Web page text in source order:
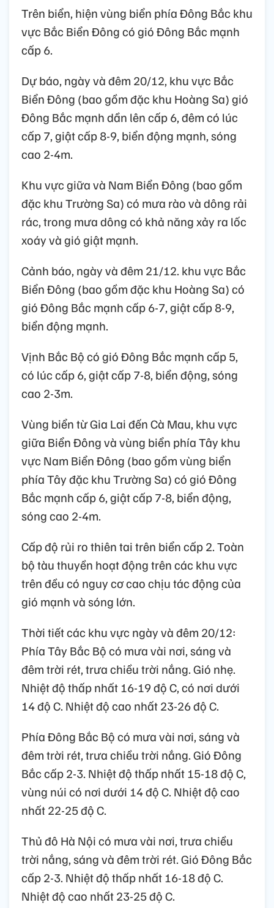
Trên biển, hiện vùng biển phía Đông Bắc khu
vực Bắc Biển Đông có gió Đông Bắc mạnh
cấp 6.
Dự báo, ngày và đêm 20/12, khu vực Bắc
Biển Đông (bao gồm đặc khu Hoàng Sa) gió
Đông Bắc mạnh dần lên cấp 6, đêm có lúc
cấp 7, giật cấp 8-9, biển động mạnh, sóng
cao 2-4m.
Khu vực giữa và Nam Biển Đông (bao gồm
đặc khu Trường Sa) có mưa rào và dông rải
rác, trong mưa dông có khả năng xảy ra lốc
xoáy và gió giật mạnh.
Cảnh báo, ngày và đêm 21/12. khu vực Bắc
Biển Đông (bao gồm đặc khu Hoàng Sa) có
gió Đông Bắc mạnh cấp 6-7, giật cấp 8-9,
biển động mạnh.
Vịnh Bắc Bộ có gió Đông Bắc mạnh cấp 5,
có lúc cấp 6, giật cấp 7-8, biển động, sóng
cao 2-3m.
Vùng biển từ Gia Lai đến Cà Mau, khu vực
giữa Biển Đông và vùng biển phía Tây khu
vực Nam Biển Đông (bao gồm vùng biển
phía Tây đặc khu Trường Sa) có gió Đông
Bắc mạnh cấp 6, giật cấp 7-8, biển động,
sóng cao 2-4m.
Cấp độ rủi ro thiên tai trên biển cấp 2. Toàn
bộ tàu thuyền hoạt động trên các khu vực
trên đều có nguy cơ cao chịu tác động của
gió mạnh và sóng lớn.
Thời tiết các khu vực ngày và đêm 20/12:
Phía Tây Bắc Bộ có mưa vài nơi, sáng và
đêm trời rét, trưa chiều trời nắng. Gió nhẹ.
Nhiệt độ thấp nhất 16-19 độ C, có nơi dưới
14 độ C. Nhiệt độ cao nhất 23-26 độ C.
Phía Đông Bắc Bộ có mưa vài nơi, sáng và
đêm trời rét, trưa chiều trời nắng. Gió Đông
Bắc cấp 2-3. Nhiệt độ thấp nhất 15-18 độ C,
vùng núi có nơi dưới 14 độ C. Nhiệt độ cao
nhất 22-25 độ C.
Thủ đô Hà Nội có mưa vài nơi, trưa chiều
trời nắng, sáng và đêm trời rét. Gió Đông Bắc
cấp 2-3. Nhiệt độ thấp nhất 16-18 độ C.
Nhiệt độ cao nhất 23-25 độ C.